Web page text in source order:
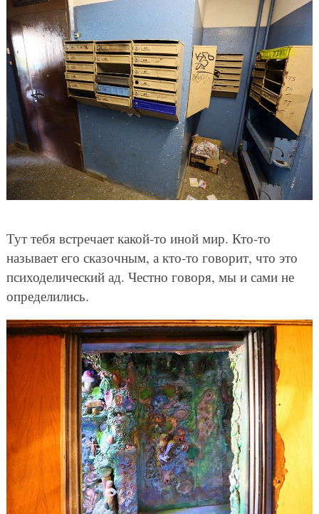
Тут тебя встречает какой-то иной мир. Кто-то
называет его сказочным, а кто-то говорит, что это
психоделический ад. Честно говоря, мы и сами не
определились.